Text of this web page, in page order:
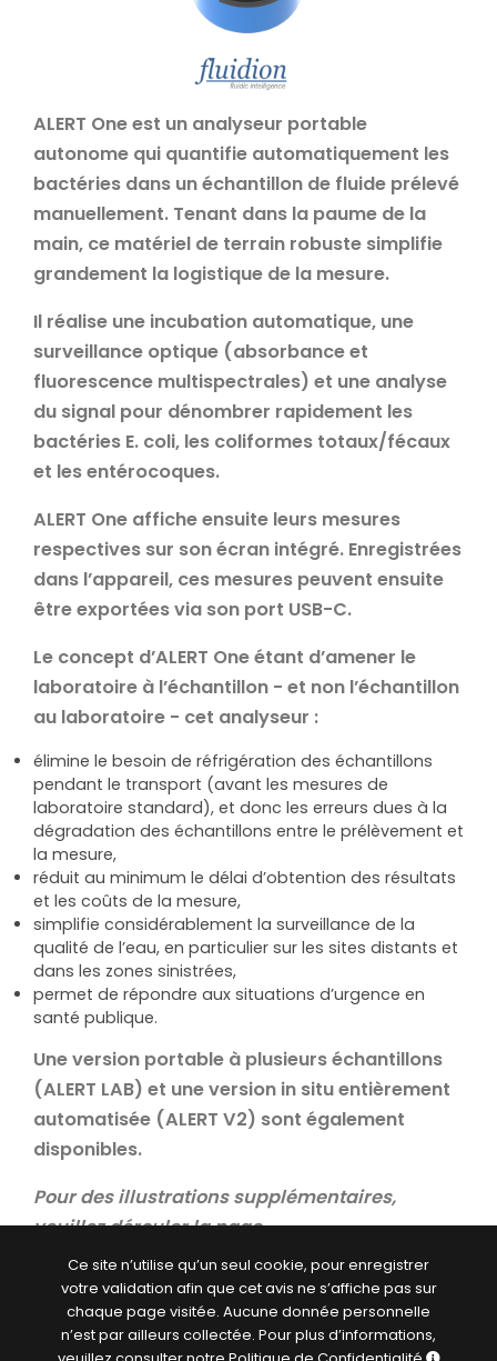
Ce site n’utilise qu’un seul cookie, pour enregistrer
votre validation afin que cet avis ne s’affiche pas sur
chaque page visitée. Aucune donnée personnelle
n’est par ailleurs collectée. Pour plus d’informations,
ALERT One est un analyseur portable
autonome qui quantifie automatiquement les
bactéries dans un échantillon de fluide prélevé
manuellement. Tenant dans la paume de la
main, ce matériel de terrain robuste simplifie
grandement la logistique de la mesure.
Il réalise une incubation automatique, une
surveillance optique (absorbance et
fluorescence multispectrales) et une analyse
du signal pour dénombrer rapidement les
bactéries E. coli, les coliformes totaux/fécaux
et les entérocoques.
ALERT One affiche ensuite leurs mesures
respectives sur son écran intégré. Enregistrées
dans l’appareil, ces mesures peuvent ensuite
être exportées via son port USB-C.
Le concept d’ALERT One étant d’amener le
laboratoire à l’échantillon - et non l’échantillon
au laboratoire - cet analyseur :
élimine le besoin de réfrigération des échantillons
pendant le transport (avant les mesures de
laboratoire standard), et donc les erreurs dues à la
dégradation des échantillons entre le prélèvement et
la mesure,
réduit au minimum le délai d’obtention des résultats
et les coûts de la mesure,
simplifie considérablement la surveillance de la
qualité de l’eau, en particulier sur les sites distants et
dans les zones sinistrées,
permet de répondre aux situations d’urgence en
santé publique.
Une version portable à plusieurs échantillons
(ALERT LAB) et une version in situ entièrement
automatisée (ALERT V2) sont également
disponibles.
Pour des illustrations supplémentaires,
veuillez dérouler la page.
Applications
ALERT One peut être utilisé dans une grande